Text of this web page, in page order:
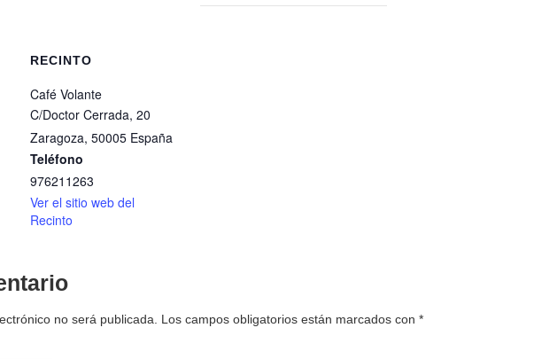
RECINTO
Café Volante
C/Doctor Cerrada, 20
Zaragoza, 50005 España
Teléfono
976211263
Ver el sitio web del
Recinto
no será publicada. Los campos obligatorios están marcados con *